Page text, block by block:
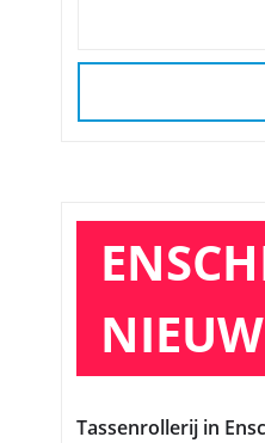
Tassenrollerij in